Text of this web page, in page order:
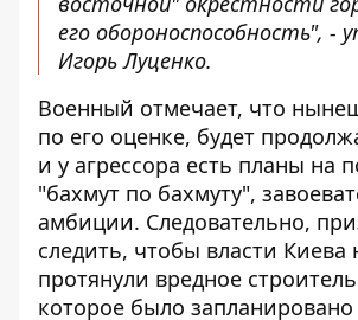
его обороноспособность", -
Игорь Луценко.
Военный отмечает, что
по его оценке, будет
и у агрессора есть планы на
"бахмут по бахмуту",
амбиции. Следовательно,
следить, чтобы власти Киева
протянули вредное
которое было